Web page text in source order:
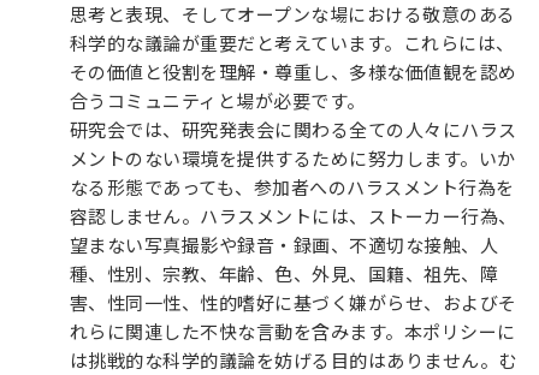
思考と表現、そしてオープンな場における敬意のある
科学的な議論が重要だと考えています。これらには、
その価値と役割を理解・尊重し、多様な価値観を認め
合うコミュニティと場が必要です。
研究会では、研究発表会に関わる全ての人々にハラス
メントのない環境を提供するために努力します。いか
なる形態であっても、参加者へのハラスメント行為を
容認しません。ハラスメントには、ストーカー行為、
望まない写真撮影や録音・録画、不適切な接触、人
種、性別、宗教、年齢、色、外見、国籍、祖先、障
害、性同一性、性的嗜好に基づく嫌がらせ、およびそ
れらに関連した不快な言動を含みます。本ポリシーに
は挑戦的な科学的議論を妨げる目的はありません。む